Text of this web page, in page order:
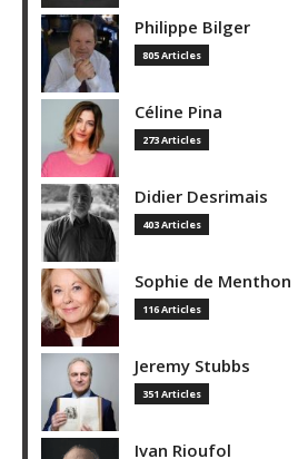
Philippe Bilger
805 Articles
Céline Pina
273 Articles
Didier Desrimais
403 Articles
Sophie de Menthon
116 Articles
Jeremy Stubbs
351 Articles
Ivan Rioufol